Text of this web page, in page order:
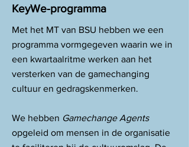
KeyWe-programma
Met het MT van BSU hebben we een
programma vormgegeven waarin we in
een kwartaalritme werken aan het
versterken van de gamechanging
cultuur en gedragskenmerken.
We hebben Gamechange Agents
opgeleid om mensen in de organisatie